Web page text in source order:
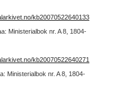
kb20070522640133
Ministerialbok nr. A 8, 1804-
kb20070522640271
Ministerialbok nr. A 8, 1804-